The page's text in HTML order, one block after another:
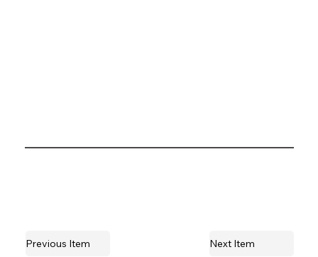
Previous Item Next Item